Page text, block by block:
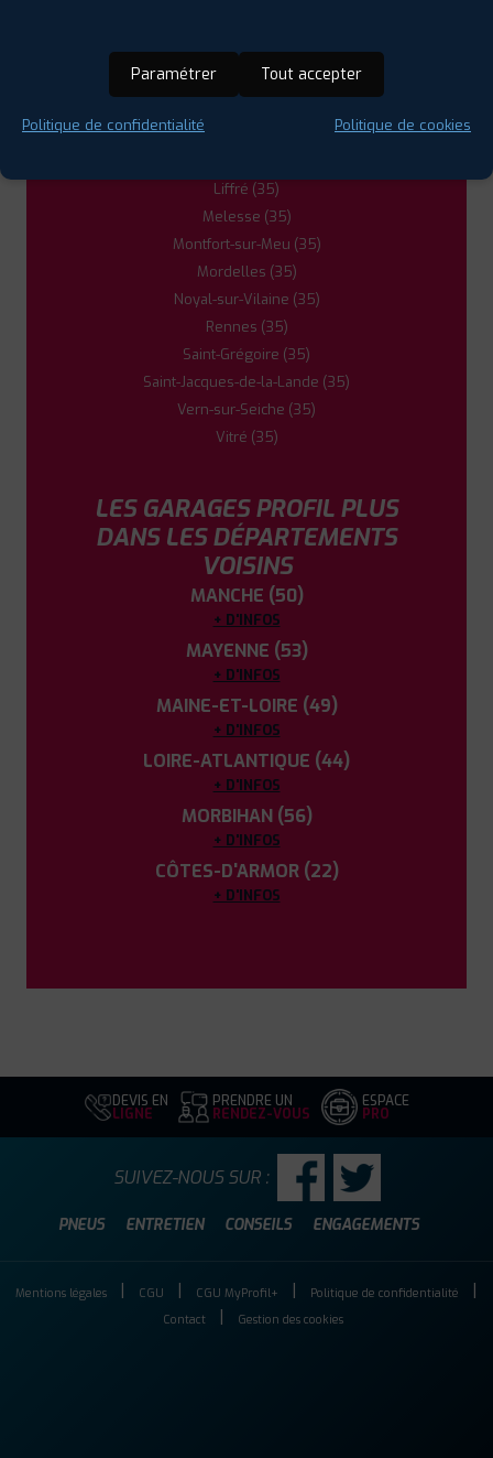
Fougères (35)
Guer (56)
Liffré (35)
Melesse (35)
Montfort-sur-Meu (35)
Mordelles (35)
Noyal-sur-Vilaine (35)
Rennes (35)
Saint-Grégoire (35)
Saint-Jacques-de-la-Lande (35)
Vern-sur-Seiche (35)
Vitré (35)
LES GARAGES PROFIL PLUS
DANS LES DÉPARTEMENTS
VOISINS
MANCHE (50)
+ D'INFOS
MAYENNE (53)
+ D'INFOS
MAINE-ET-LOIRE (49)
+ D'INFOS
LOIRE-ATLANTIQUE (44)
+ D'INFOS
MORBIHAN (56)
+ D'INFOS
CÔTES-D'ARMOR (22)
+ D'INFOS
DEVIS EN
LIGNE
PRENDRE UN
RENDEZ-VOUS
ESPACE
PRO
PNEUS ENTRETIEN CONSEILS ENGAGEMENTS
SUIVEZ-NOUS SUR :
Mentions légales CGU CGU MyProfil+
Politique de confidentialité
Contact
Gestion des cookies
Paramétrer Tout accepter
Politique de confidentialité Politique de cookies